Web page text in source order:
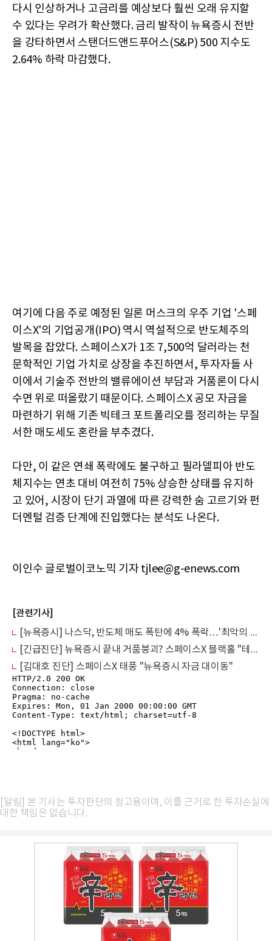
다시 인상하거나 고금리를 예상보다 훨씬 오래 유지할
수 있다는 우려가 확산했다. 금리 발작이 뉴욕증시 전반
을 강타하면서 스탠더드앤드푸어스(S&P) 500 지수도
2.64% 하락 마감했다.
여기에 다음 주로 예정된 일론 머스크의 우주 기업 '스페
이스X'의 기업공개(IPO) 역시 역설적으로 반도체주의
발목을 잡았다. 스페이스X가 1조 7,500억 달러라는 천
문학적인 기업 가치로 상장을 추진하면서, 투자자들 사
이에서 기술주 전반의 밸류에이션 부담과 거품론이 다시
수면 위로 떠올랐기 때문이다. 스페이스X 공모 자금을
마련하기 위해 기존 빅테크 포트폴리오를 정리하는 무질
서한 매도세도 혼란을 부추겼다.
다만, 이 같은 연쇄 폭락에도 불구하고 필라델피아 반도
체지수는 연초 대비 여전히 75% 상승한 상태를 유지하
고 있어, 시장이 단기 과열에 따른 강력한 숨 고르기와 펀
더멘털 검증 단계에 진입했다는 분석도 나온다.
이인수 글로벌이코노믹 기자 tjlee@g-enews.com
[관련기사]
[뉴욕증시] 나스닥, 반도체 매도 폭탄에 4% 폭락…'최악의 하루'
[긴급진단] 뉴욕증시 끝내 거품붕괴? 스페이스X 블랙홀 "테슬라 머스크의 저주"
[김대호 진단] 스페이스X 태풍 "뉴욕증시 자금 대이동"
[알림] 본 기사는 투자판단의 참고용이며, 이를 근거로 한 투자손실에
대한 책임은 없습니다.